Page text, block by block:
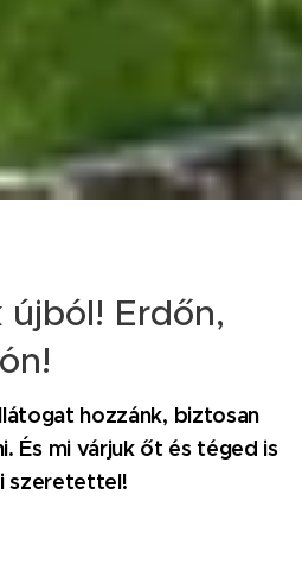
újból! Erdőn,
hozzánk, biztosan
És mi várjuk őt és téged is
szeretettel!